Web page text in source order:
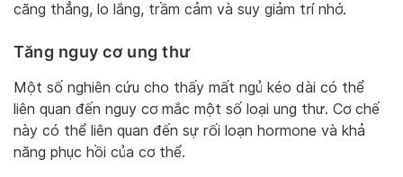
căng thẳng, lo lắng, trầm cảm và suy giảm trí nhớ.
Tăng nguy cơ ung thư
Một số nghiên cứu cho thấy mất ngủ kéo dài có thể
liên quan đến nguy cơ mắc một số loại ung thư. Cơ chế
này có thể liên quan đến sự rối loạn hormone và khả
năng phục hồi của cơ thể.